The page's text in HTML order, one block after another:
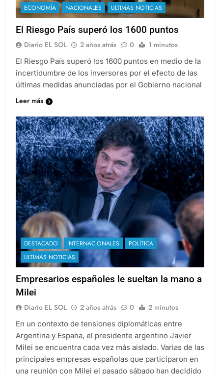
ECONOMÍA NACIONALES ULTIMAS NOTICIAS
El Riesgo País superó los 1600 puntos
Diario EL SOL 2 años atrás 0 1 minutos
El Riesgo País superó los 1600 puntos en medio de la
incertidumbre de los inversores por el efecto de las
últimas medidas anunciadas por el Gobierno nacional
Leer más
DESTACADO INTERNACIONALES
POLÍTICA
ULTIMAS NOTICIAS
Empresarios españoles le sueltan la mano a
Milei
Diario EL SOL 2 años atrás 0 2 minutos
En un contexto de tensiones diplomáticas entre
Argentina y España, el presidente argentino Javier
Milei se encuentra cada vez más aislado. Varias de las
principales empresas españolas que participaron en
una reunión con Milei el pasado sábado han decidido